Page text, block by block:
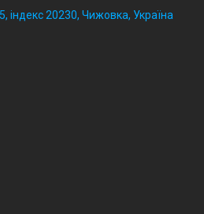
індекс 20230, Чижовка, Україна